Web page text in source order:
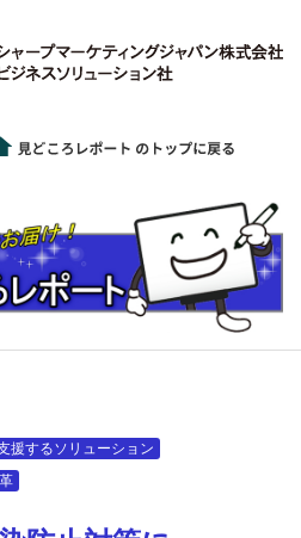
援するソリューション